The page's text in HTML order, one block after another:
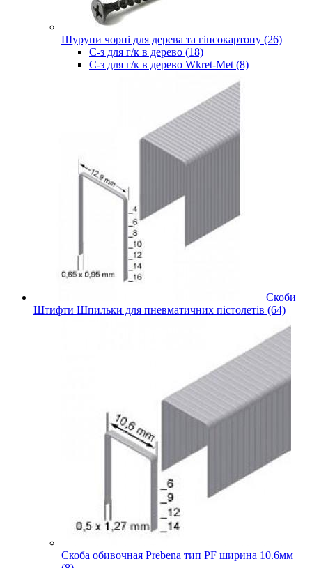
Шурупи чорні для дерева та гіпсокартону (26)
С-з для г/к в дерево (18)
С-з для г/к в дерево Wkret-Met (8)
Скоби
Штифти Шпильки для пневматичних пістолетів (64)
Скоба обивочная Prebena тип PF ширина 10.6мм